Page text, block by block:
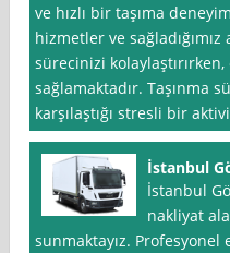
ve hızlı bir taşıma
hizmetler ve
sürecinizi
sağlamaktadır. Taşınma
karşılaştığı stresli bir
İstanbul
İstanbul
nakliyat
sunmaktayız.